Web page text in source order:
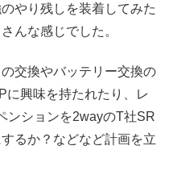
やり残しを装着してみた
んな感じでした。
交換やバッテリー交換の
に興味を持たれたり、レ
ンションを2wayのT社SR
るか？などなど計画を立